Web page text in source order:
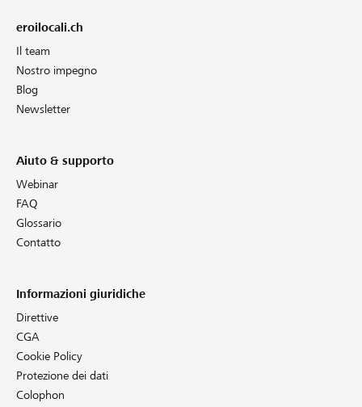
eroilocali.ch
Il team
Nostro impegno
Blog
Newsletter
Aiuto & supporto
Webinar
FAQ
Glossario
Contatto
Informazioni giuridiche
Direttive
CGA
Cookie Policy
Protezione dei dati
Colophon